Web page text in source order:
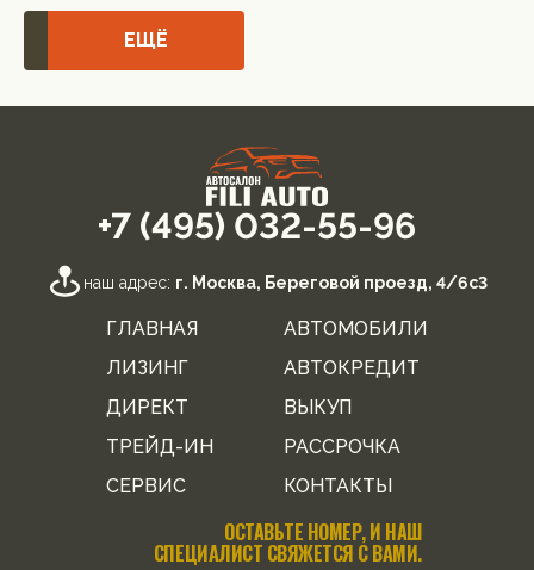
ЕЩЁ
+7 (495) 032-55-96
наш адрес: г. Москва, Береговой проезд, 4/6с3
ГЛАВНАЯ
АВТОМОБИЛИ
ЛИЗИНГ
АВТОКРЕДИТ
ДИРЕКТ
ВЫКУП
ТРЕЙД-ИН
РАССРОЧКА
СЕРВИС
КОНТАКТЫ
ОСТАВЬТЕ НОМЕР, И НАШ
СПЕЦИАЛИСТ СВЯЖЕТСЯ С ВАМИ.